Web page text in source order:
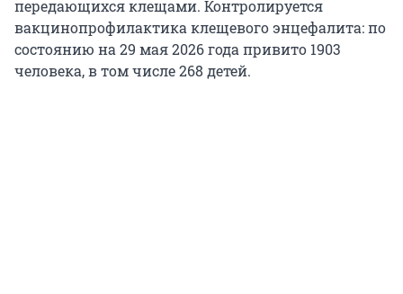
передающихся клещами. Контролируется
вакцинопрофилактика клещевого энцефалита: по
состоянию на 29 мая 2026 года привито 1903
человека, в том числе 268 детей.